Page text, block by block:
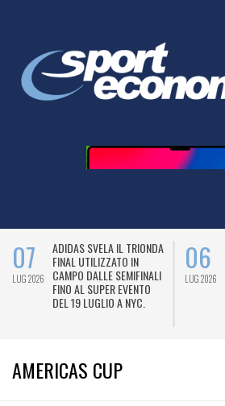
07
LUG 2026
ADIDAS SVELA IL TRIONDA
FINAL UTILIZZATO IN
CAMPO DALLE SEMIFINALI
FINO AL SUPER EVENTO
DEL 19 LUGLIO A NYC.
06
LUG 2026
AMERICAS CUP